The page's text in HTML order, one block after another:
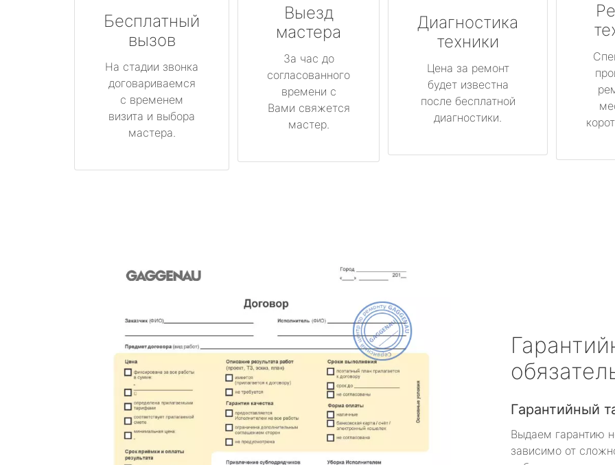
Бесплатный
вызов
На стадии звонка
договариваемся
с временем
визита и выбора
мастера.
Выезд
мастера
За час до
согласованного
времени с
Вами свяжется
мастер.
Диагностика
техники
Цена за ремонт
будет известна
после бесплатной
диагностики.
Гарантийный
Выдаем гарантию
зависимо от